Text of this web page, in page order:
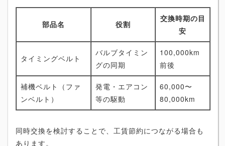
部品名 役割
交換時期の目
安
タイミングベルト
バルブタイミン
グの同期
100,000km
前後
補機ベルト（ファ
ンベルト）
発電・エアコン
等の駆動
60,000〜
80,000km
同時交換を検討することで、工賃節約につながる場合も
あります。